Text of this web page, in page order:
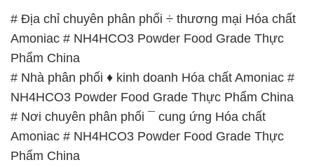
# Địa chỉ chuyên phân phối ÷ thương mại Hóa chất
Amoniac # NH4HCO3 Powder Food Grade Thực
Phẩm China
# Nhà phân phối ♦ kinh doanh Hóa chất Amoniac #
NH4HCO3 Powder Food Grade Thực Phẩm China
# Nơi chuyên phân phối ¯ cung ứng Hóa chất
Amoniac # NH4HCO3 Powder Food Grade Thực
Phẩm China